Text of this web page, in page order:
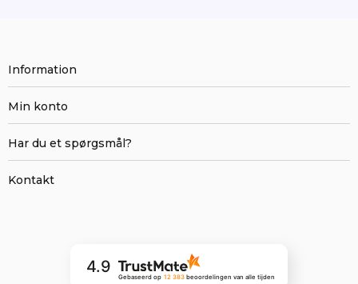
Information
Min konto
Har du et spørgsmål?
Kontakt
4.9
Gebaseerd op 12 383 beoordelingenvan alle tijden